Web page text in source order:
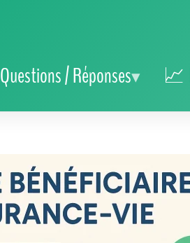
Questions / Réponses